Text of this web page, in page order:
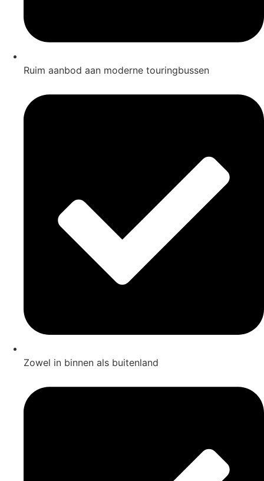
Ruim aanbod aan moderne touringbussen
Zowel in binnen als buitenland